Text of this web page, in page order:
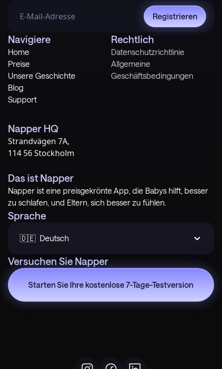
Registrieren
Navigiere
Home
Preise
Unsere Geschichte
Blog
Support
Rechtlich
Datenschutzrichtlinie
Allgemeine
Geschäftsbedingungen
Napper HQ
Strandvägen 7A,
114 56 Stockholm
Das ist Napper
Napper ist eine preisgekrönte App, die Babys hilft, besser
zu schlafen, und Eltern, sich besser zu fühlen.
Sprache
🇩🇪  Deutsch
Versuchen Sie Napper
Starten Sie Ihre kostenlose 7-Tage-Testversion